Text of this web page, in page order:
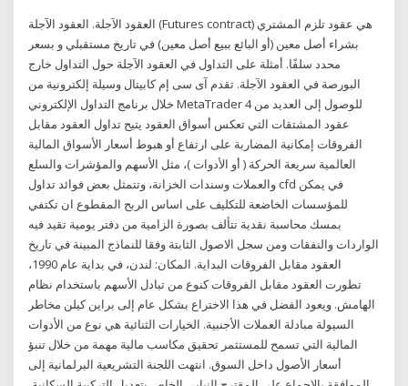
العقود الآجلة. العقود الآجلة (Futures contract) هي عقود تلزم المشتري
بشراء أصل معين (أو البائع ببيع أصل معين) في تاريخ مستقبلي و بسعر
محدد سلفًا. أمثلة على التداول في العقود الآجلة حول التداول خارج
البورصة في العقود الآجلة. تقدم آى سى إم كابيتال وسيلة إلكترونية من
خلال برنامج التداول الإلكتروني MetaTrader 4 للوصول إلى العديد من
عقود المشتقات التي تعكس أسواق العقود يتيح تداول العقود مقابل
الفروقات إمكانية المضاربة على ارتفاع أو هبوط أسعار الأسواق المالية
العالمية سريعة الحركة ( أو الأدوات )، مثل الأسهم والمؤشرات والسلع
والعملات وسندات الخزانة، وتتمثل بعض فوائد تداول cfd في يمكن
للمؤسسات الخاضعة للتكليف على اساس الربح المقطوع ان تكتفي
بمسك محاسبة نقدية تتألف بصورة الزامية من دفتر يومية تقيد فيه
الواردات والنفقات ومن سجل الاصول الثابتة وفقا للنماذج المبينة في تاريخ
العقود مقابل الفروقات البداية. المكان: لندن، في بداية عام 1990،
تطورت العقود مقابل الفروقات كنوع من تبادل الأسهم باستخدام نظام
الهامش. ويعود الفضل في هذا الاختراع بشكل عام إلى براين كيلن مخاطر
السيولة مبادلة العملات الأجنبية. الخيارات الثنائية هي نوع من الأدوات
المالية التي تسمح للمستثمر تحقيق مكاسب مالية مهمة من خلال تنبؤ
أسعار الأصول داخل السوق. انتهت اللجنة التشريعية البرلمانية إلى